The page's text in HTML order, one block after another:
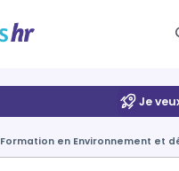
Je
Formation en Environnement et